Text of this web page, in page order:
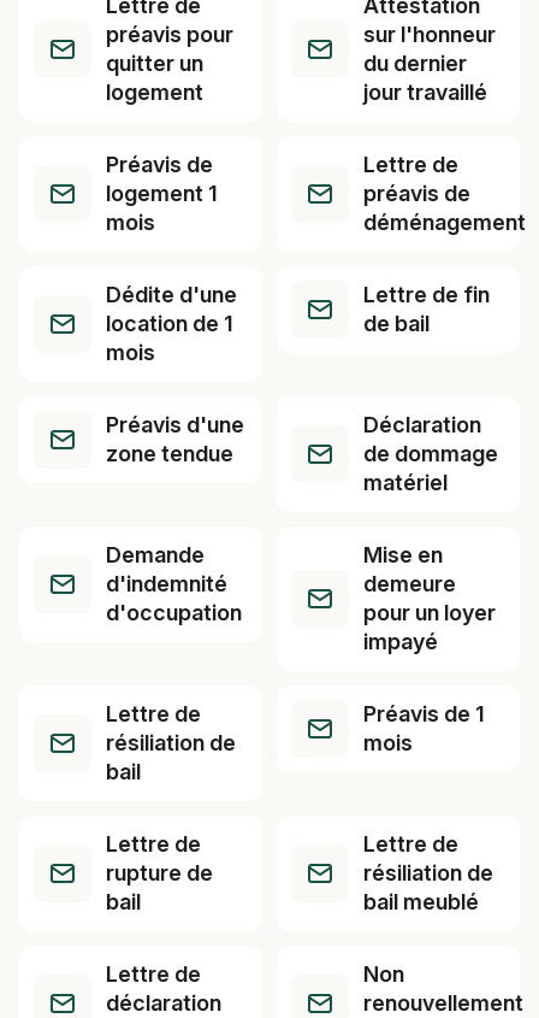
Lettre de
préavis pour
quitter un
logement
Attestation
sur l'honneur
du dernier
jour travaillé
Préavis de
logement 1
mois
Lettre de
préavis de
déménagement
Dédite d'une
location de 1
mois
Lettre de fin
de bail
Préavis d'une
zone tendue
Déclaration
de dommage
matériel
Demande
d'indemnité
d'occupation
Mise en
demeure
pour un loyer
impayé
Lettre de
résiliation de
bail
Préavis de 1
mois
Lettre de
rupture de
bail
Lettre de
résiliation de
bail meublé
Lettre de
déclaration
Non
renouvellement